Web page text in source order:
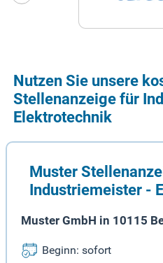
Nutzen Sie unsere
Stellenanzeige für
Elektrotechnik
Muster
Industriemeister -
Muster GmbH in 10115
Beginn: sofort